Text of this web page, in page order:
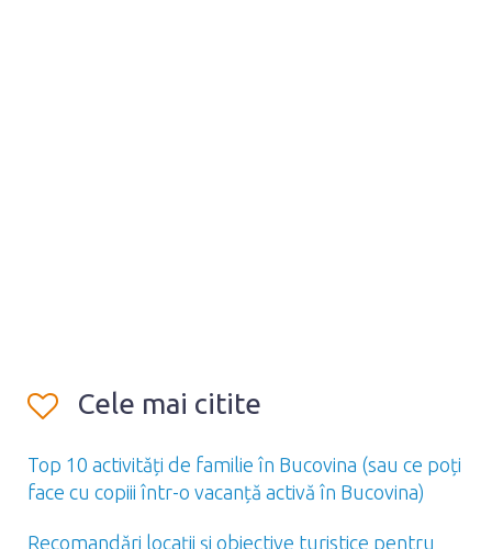
Cele mai citite
Top 10 activități de familie în Bucovina (sau ce poți
face cu copiii într-o vacanță activă în Bucovina)
Recomandări locaţii și obiective turistice pentru